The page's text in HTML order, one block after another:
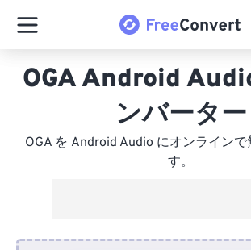
OGA Android
ンバーター
OGA を Android Audio にオンラインで
す。